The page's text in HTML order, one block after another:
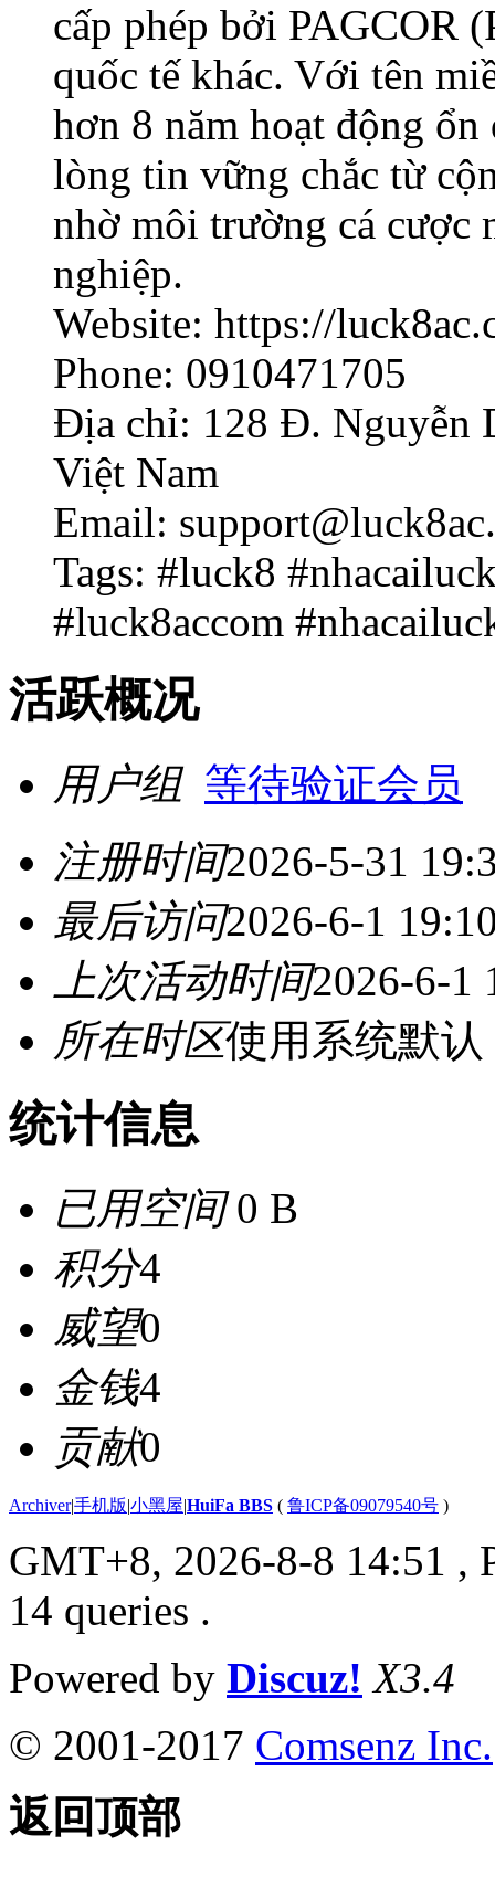
cấp phép bởi PAGCOR
quốc tế khác. Với tên
hơn 8 năm hoạt động
lòng tin vững chắc từ
nhờ môi trường cá cược
nghiệp.
Website: https://
Phone: 0910471705
Địa chỉ: 128 Đ. Nguyễn
Việt Nam
Email:
Tags: #luck8
#luck8accom
活跃概况
用户组 等待验证会员
注册时间2026-5-31
最后访问2026-6-1
上次活动时间2026-6-1
所在时区使用系统默认
统计信息
已用空间0 B
积分4
威望0
金钱4
贡献0
Archiver|手机版|小黑屋|HuiFa BBS ( 鲁ICP备09079540号 )
GMT+8, 2026-8-8 14:51 ,
14 queries .
Powered by Discuz! X3.4
© 2001-2017 Comsenz Inc.
返回顶部